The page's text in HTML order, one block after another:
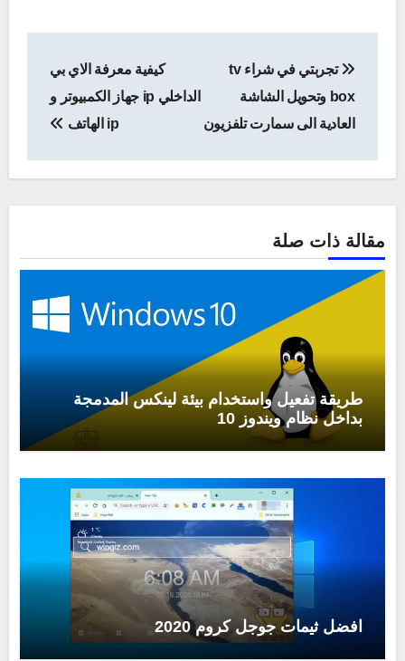
المقالات
تجربتي في شراء tv
box وتحويل الشاشة
العادية الى سمارت تلفزيون
كيفية معرفة الاي بي
الداخلي ip جهاز الكمبيوتر و
ip الهاتف
مقالة ذات صلة
طريقة تفعيل واستخدام بيئة لينكس المدمجة
بداخل نظام ويندوز 10
افضل ثيمات جوجل كروم 2020